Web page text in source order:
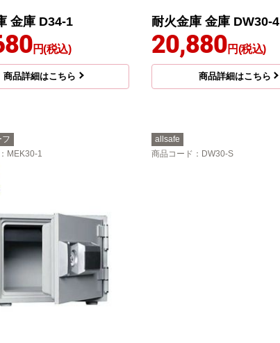
金庫 D34-1
円(税込)
商品詳細はこちら
耐火金庫 金庫 DW30-4
20,880円(税込)
商品詳細はこちら
フ
：MEK30-1
allsafe
商品コード ：DW30-S